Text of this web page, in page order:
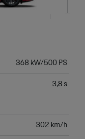
368 kW/500 PS
3,8 s
302 km/h